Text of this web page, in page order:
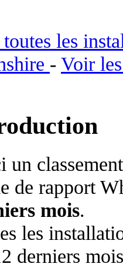
les
- Voir
un
de rapport
mois.
les
derniers